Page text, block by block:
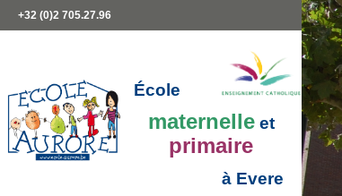
+32 (0)2 705.27.96
École
maternelle et
primaire
à Evere